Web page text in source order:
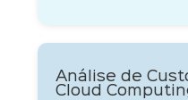
Análise de
Cloud